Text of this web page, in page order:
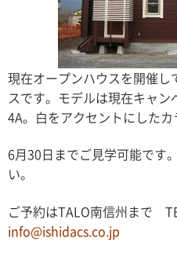
現在オープンハウスを開催し
スです。モデルは現在キャ
4A。白をアクセントにしたカ
6月30日までご見学可能です
い。
ご予約はTALO南信州まで
info@ishidacs.co.jp